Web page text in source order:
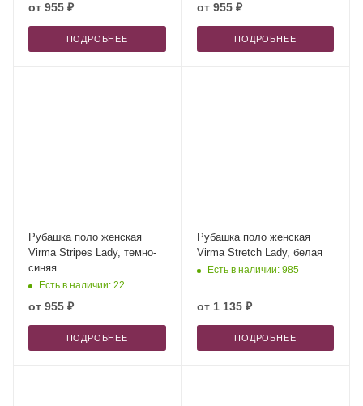
от 955 ₽
ПОДРОБНЕЕ
от 955 ₽
ПОДРОБНЕЕ
Рубашка поло женская
Virma Stripes Lady, темно-
синяя
Есть в наличии: 22
от 955 ₽
ПОДРОБНЕЕ
Рубашка поло женская
Virma Stretch Lady, белая
Есть в наличии: 985
от 1 135 ₽
ПОДРОБНЕЕ